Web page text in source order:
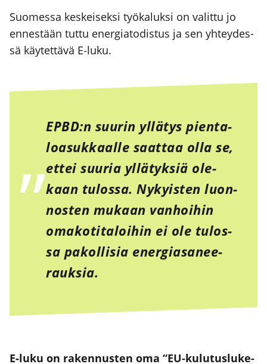
Suo­mes­sa kes­kei­sek­si työ­ka­luk­si on valit­tu jo
ennes­tään tut­tu ener­gia­to­dis­tus ja sen yhtey­des­
sä käy­tet­tä­vä E‑luku.
EPBD:n suu­rin yllä­tys pien­ta­
loa­suk­kaal­le saat­taa olla se,
ettei suu­ria yllä­tyk­siä ole­
kaan tulos­sa. Nykyis­ten luon­
nos­ten mukaan van­hoi­hin
oma­ko­ti­ta­loi­hin ei ole tulos­
sa pakol­li­sia ener­gia­sa­nee­
rauk­sia.
E‑luku on raken­nus­ten oma “EU-kulu­tus­lu­ke­